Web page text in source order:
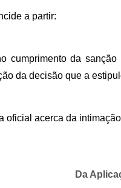
a partir:
cumprimento da
da decisão que a
oficial acerca da
Da